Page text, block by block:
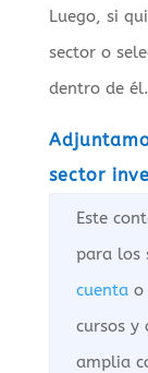
Luego, si
sector o
dentro de él.
sector
Este
para los
cuentao
cursos y
amplia